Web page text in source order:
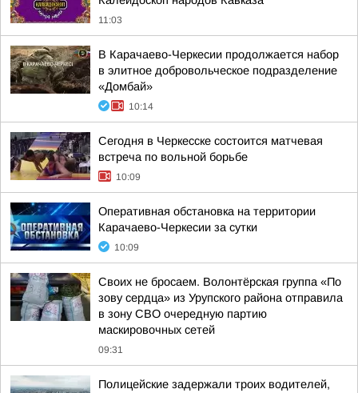
11:03
В Карачаево-Черкесии продолжается набор
в элитное добровольческое подразделение
«Домбай»
10:14
Сегодня в Черкесске состоится матчевая
встреча по вольной борьбе
10:09
Оперативная обстановка на территории
Карачаево-Черкесии за сутки
10:09
Своих не бросаем. Волонтёрская группа «По
зову сердца» из Урупского района отправила
в зону СВО очередную партию
маскировочных сетей
09:31
Полицейские задержали троих водителей,